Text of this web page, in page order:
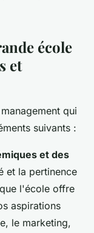
école
et
qui
suivants :
et des
et la pertinence
l'école offre
aspirations
le marketing,